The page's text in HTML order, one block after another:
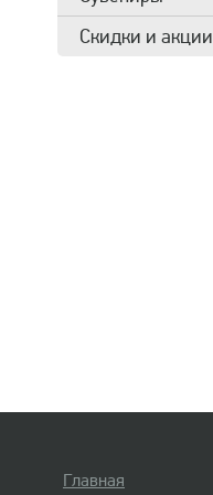
Скидки и акции
Главная